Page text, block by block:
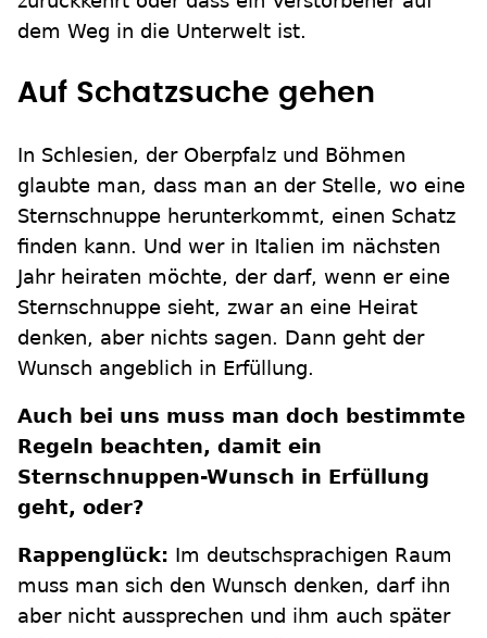
dem Weg in die Unterwelt ist.
Auf Schatzsuche gehen
In Schlesien, der Oberpfalz und Böhmen
glaubte man, dass man an der Stelle, wo eine
Sternschnuppe herunterkommt, einen Schatz
finden kann. Und wer in Italien im nächsten
Jahr heiraten möchte, der darf, wenn er eine
Sternschnuppe sieht, zwar an eine Heirat
denken, aber nichts sagen. Dann geht der
Wunsch angeblich in Erfüllung.
Auch bei uns muss man doch bestimmte
Regeln beachten, damit ein
Sternschnuppen-Wunsch in Erfüllung
geht, oder?
Rappenglück: Im deutschsprachigen Raum
muss man sich den Wunsch denken, darf ihn
aber nicht aussprechen und ihm auch später